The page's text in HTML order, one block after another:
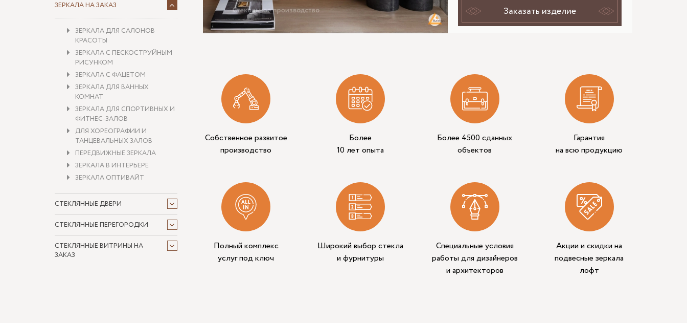
ЗЕРКАЛА НА ЗАКАЗ
ЗЕРКАЛА ДЛЯ САЛОНОВ
КРАСОТЫ
ЗЕРКАЛА С ПЕСКОСТРУЙНЫМ
РИСУНКОМ
ЗЕРКАЛА С ФАЦЕТОМ
ЗЕРКАЛА ДЛЯ ВАННЫХ
КОМНАТ
ЗЕРКАЛА ДЛЯ СПОРТИВНЫХ И
ФИТНЕС-ЗАЛОВ
ДЛЯ ХОРЕОГРАФИИ И
ТАНЦЕВАЛЬНЫХ ЗАЛОВ
ПЕРЕДВИЖНЫЕ ЗЕРКАЛА
ЗЕРКАЛА В ИНТЕРЬЕРЕ
ЗЕРКАЛА ОПТИВАЙТ
СТЕКЛЯННЫЕ ДВЕРИ
СТЕКЛЯННЫЕ ПЕРЕГОРОДКИ
СТЕКЛЯННЫЕ ВИТРИНЫ НА
ЗАКАЗ
Заказать изделие
Собственное развитое
производство
Более
10 лет опыта
Более 4500 сданных
объектов
Гарантия
на всю продукцию
Полный комплекс
услуг под ключ
Широкий выбор стекла
и фурнитуры
Специальные условия
работы для дизайнеров
и архитекторов
Акции и скидки на
подвесные зеркала
лофт